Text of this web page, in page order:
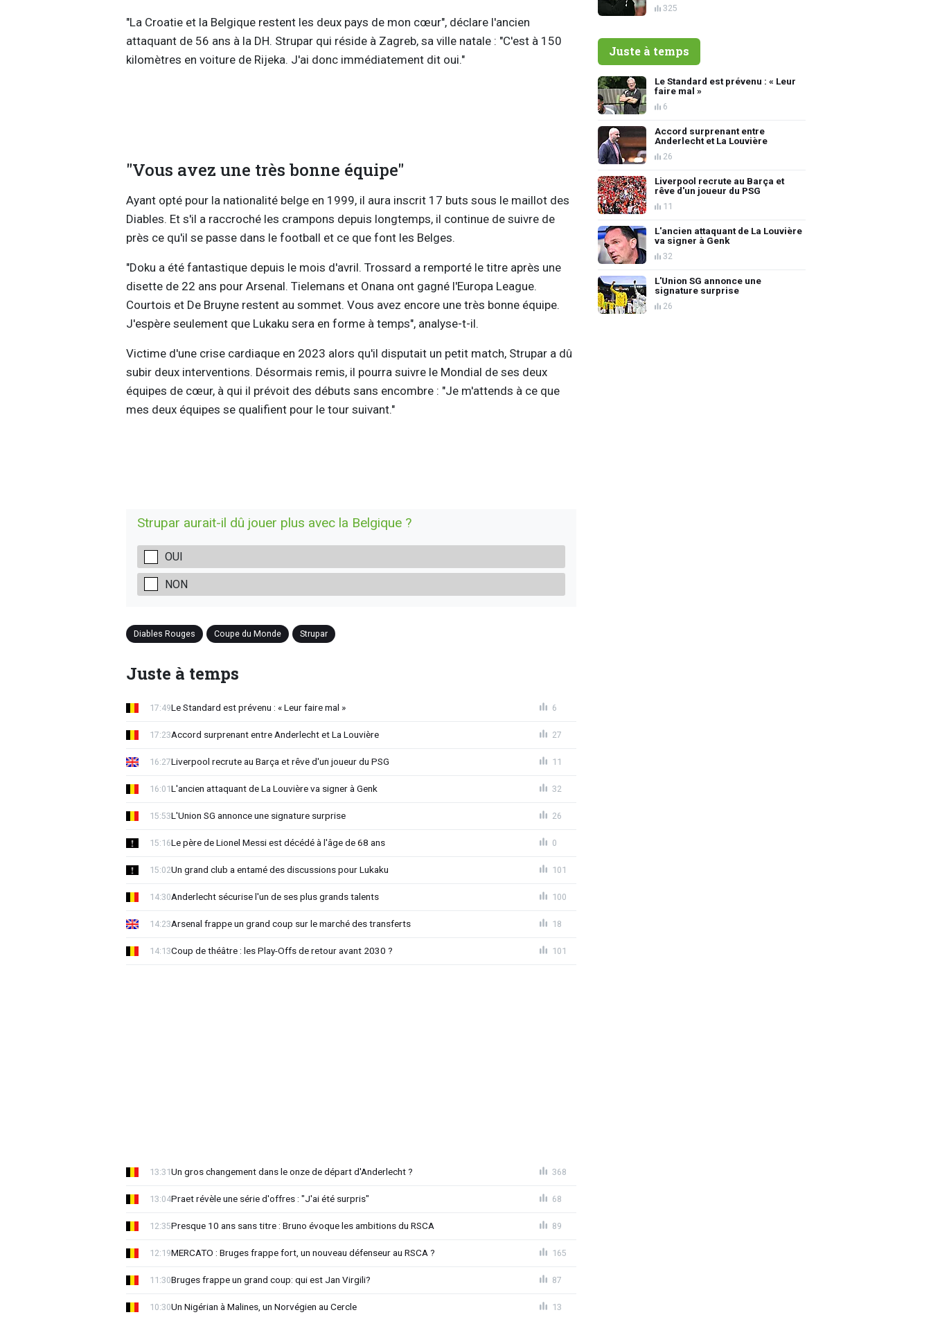
"La Croatie et la Belgique restent les deux pays de mon cœur", déclare l'ancien
attaquant de 56 ans à la DH. Strupar qui réside à Zagreb, sa ville natale : "C'est à 150
kilomètres en voiture de Rijeka. J'ai donc immédiatement dit oui."
"Vous avez une très bonne équipe"
Ayant opté pour la nationalité belge en 1999, il aura inscrit 17 buts sous le maillot des
Diables. Et s'il a raccroché les crampons depuis longtemps, il continue de suivre de
près ce qu'il se passe dans le football et ce que font les Belges.
"Doku a été fantastique depuis le mois d'avril. Trossard a remporté le titre après une
disette de 22 ans pour Arsenal. Tielemans et Onana ont gagné l'Europa League.
Courtois et De Bruyne restent au sommet. Vous avez encore une très bonne équipe.
J'espère seulement que Lukaku sera en forme à temps", analyse-t-il.
Victime d'une crise cardiaque en 2023 alors qu'il disputait un petit match, Strupar a dû
subir deux interventions. Désormais remis, il pourra suivre le Mondial de ses deux
équipes de cœur, à qui il prévoit des débuts sans encombre : "Je m'attends à ce que
mes deux équipes se qualifient pour le tour suivant."
Strupar aurait-il dû jouer plus avec la Belgique ?
OUI
NON
Diables Rouges Coupe du Monde Strupar
Juste à temps
Le Standard est prévenu : « Leur faire mal »
17:49 6
Accord surprenant entre Anderlecht et La Louvière
17:23 27
Liverpool recrute au Barça et rêve d'un joueur du PSG
16:27 11
L'ancien attaquant de La Louvière va signer à Genk
16:01 32
L'Union SG annonce une signature surprise
15:53 26
Le père de Lionel Messi est décédé à l'âge de 68 ans
15:16 0
Un grand club a entamé des discussions pour Lukaku
15:02 101
Anderlecht sécurise l'un de ses plus grands talents
14:30 100
Arsenal frappe un grand coup sur le marché des transferts
14:23 18
Coup de théâtre : les Play-Offs de retour avant 2030 ?
14:13 101
Un gros changement dans le onze de départ d'Anderlecht ?
13:31 368
Praet révèle une série d'offres : "J'ai été surpris"
13:04 68
Presque 10 ans sans titre : Bruno évoque les ambitions du RSCA
12:35 89
MERCATO : Bruges frappe fort, un nouveau défenseur au RSCA ?
12:19 165
Bruges frappe un grand coup: qui est Jan Virgili?
11:30 87
Un Nigérian à Malines, un Norvégien au Cercle
10:30 13
325
Juste à temps
Le Standard est prévenu : « Leur
faire mal »
6
Accord surprenant entre
Anderlecht et La Louvière
26
Liverpool recrute au Barça et
rêve d'un joueur du PSG
11
L'ancien attaquant de La Louvière
va signer à Genk
32
L'Union SG annonce une
signature surprise
26